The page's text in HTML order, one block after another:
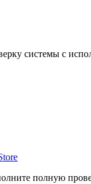
системы с
полную